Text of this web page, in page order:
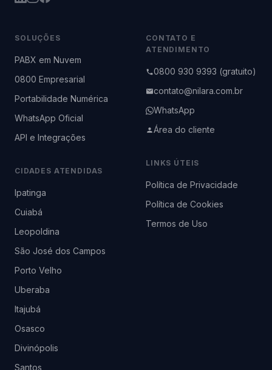
SOLUÇÕES
PABX em Nuvem
0800 Empresarial
Portabilidade Numérica
WhatsApp Oficial
API e Integrações
CIDADES ATENDIDAS
Ipatinga
Cuiabá
Leopoldina
São José dos Campos
Porto Velho
Uberaba
Itajubá
Osasco
Divinópolis
Santos
CONTATO E
ATENDIMENTO
0800 930 9393 (gratuito)
contato@nilara.com.br
WhatsApp
Área do cliente
LINKS ÚTEIS
Política de Privacidade
Política de Cookies
Termos de Uso